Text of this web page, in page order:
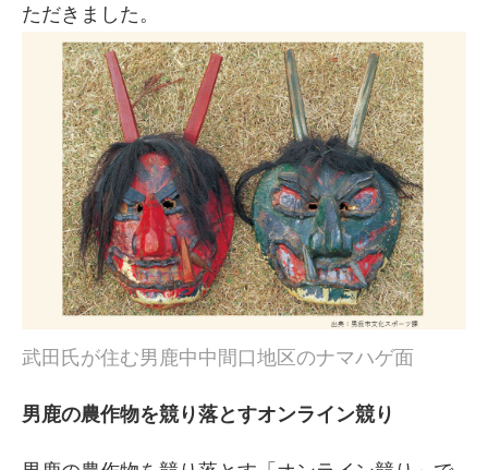
ただきました。
武田氏が住む男鹿中中間口地区のナマハゲ面
男鹿の農作物を競り落とすオンライン競り